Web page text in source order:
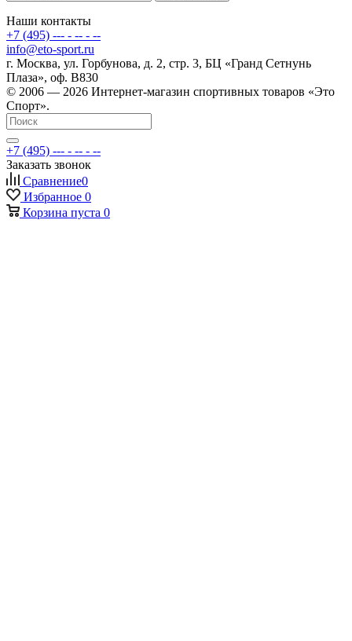
Наши контакты
+7 (495) --- - -- - --
info@eto-sport.ru
г. Москва, ул. Горбунова, д. 2, стр. 3, БЦ «Гранд Сетнунь
Плаза», оф. В830
© 2006 — 2026 Интернет-магазин спортивных товаров «Это
Спорт».
+7 (495) --- - -- - --
Заказать звонок
Сравнение0
Избранное 0
Корзина пуста 0